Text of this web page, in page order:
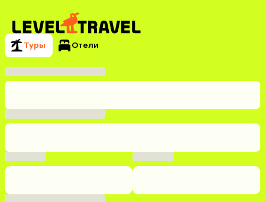
Туры Отели